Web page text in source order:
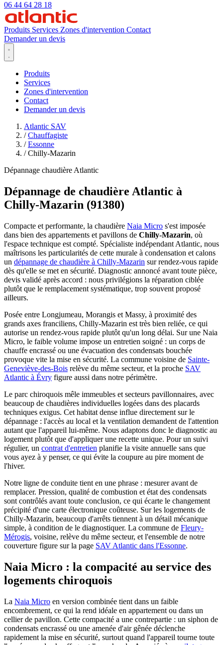
06 44 64 28 18
Produits Services Zones d'intervention Contact
Demander un devis
Produits
Services
Zones d'intervention
Contact
Demander un devis
Atlantic SAV
/ Chauffagiste
/ Essonne
/ Chilly-Mazarin
Dépannage chaudière Atlantic
Dépannage de chaudière Atlantic à
Chilly-Mazarin (91380)
Compacte et performante, la chaudière Naia Micro s'est imposée
dans bien des appartements et pavillons de Chilly-Mazarin, où
l'espace technique est compté. Spécialiste indépendant Atlantic, nous
maîtrisons les particularités de cette murale à condensation et calons
un dépannage de chaudière à Chilly-Mazarin sur rendez-vous rapide
dès qu'elle se met en sécurité. Diagnostic annoncé avant toute pièce,
devis validé après accord : nous privilégions la réparation ciblée
plutôt que le remplacement systématique, trop souvent proposé
ailleurs.
Posée entre Longjumeau, Morangis et Massy, à proximité des
grands axes franciliens, Chilly-Mazarin est très bien reliée, ce qui
autorise un rendez-vous rapide plutôt qu'un long délai. Sur une Naia
Micro, le faible volume impose un entretien soigné : un corps de
chauffe encrassé ou une évacuation des condensats bouchée
provoque vite la mise en sécurité. La commune voisine de Sainte-
Geneviève-des-Bois relève du même secteur, et la proche SAV
Atlantic à Évry figure aussi dans notre périmètre.
Le parc chiroquois mêle immeubles et secteurs pavillonnaires, avec
beaucoup de chaudières individuelles logées dans des placards
techniques exigus. Cet habitat dense influe directement sur le
dépannage : l'accès au local et la ventilation demandent de l'attention
autant que l'appareil lui-même. Nous adaptons donc le diagnostic au
logement plutôt que d'appliquer une recette unique. Pour un suivi
régulier, un contrat d'entretien planifie la visite annuelle sans que
vous ayez à y penser, ce qui évite la coupure au pire moment de
l'hiver.
Notre ligne de conduite tient en une phrase : mesurer avant de
remplacer. Pression, qualité de combustion et état des condensats
sont contrôlés avant toute conclusion, ce qui écarte le changement
précipité d'une carte électronique coûteuse. Sur les logements de
Chilly-Mazarin, beaucoup d'arrêts tiennent à un détail mécanique
simple, à condition de le diagnostiquer. La commune de Fleury-
Mérogis, voisine, relève du même secteur, et l'ensemble de notre
couverture figure sur la page SAV Atlantic dans l'Essonne.
Naia Micro : la compacité au service des
logements chiroquois
La Naia Micro en version combinée tient dans un faible
encombrement, ce qui la rend idéale en appartement ou dans un
cellier de pavillon. Cette compacité a une contrepartie : un siphon de
condensats encrassé ou une amenée d'air gênée déclenche
rapidement la mise en sécurité, surtout quand l'appareil tourne toute